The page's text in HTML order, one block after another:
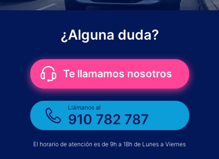
¿Alguna duda?
Te llamamos nosotros
Llámanos al
910 782 787
El horario de atención es de 9h a 18h de Lunes a Viernes